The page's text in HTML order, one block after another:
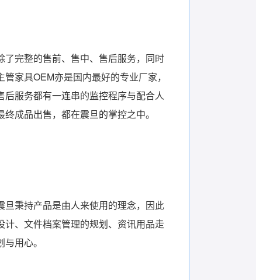
完整的售前、售中、售后服务，同时
家具OEM亦是国内最好的专业厂家，
服务都有一连串的监控程序与配合人
成品出售，都在震旦的掌控之中。
秉持产品是由人来使用的理念，因此
、文件档案管理的规划、资讯用品走
用心。